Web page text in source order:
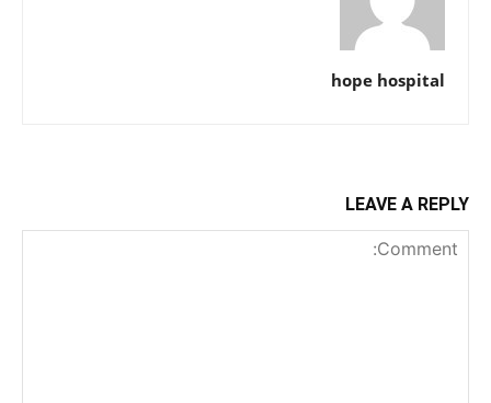
hope hospital
LEAVE A REPLY